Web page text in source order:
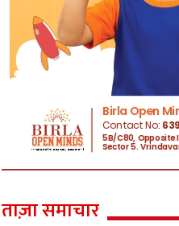
ताज़ा समाचार